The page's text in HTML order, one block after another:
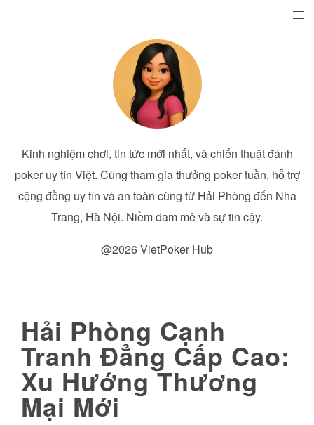
Kinh nghiệm chơi, tin tức mới nhất, và chiến thuật đánh
poker uy tín Việt. Cùng tham gia thưởng poker tuần, hỗ trợ
cộng đồng uy tín và an toàn cùng từ Hải Phòng đến Nha
Trang, Hà Nội. Niềm đam mê và sự tin cậy.
@2026 VietPoker Hub
Hải Phòng Cạnh
Tranh Đẳng Cấp Cao:
Xu Hướng Thương
Mại Mới